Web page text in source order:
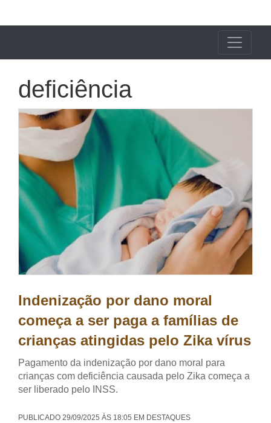
deficiência
Indenização por dano moral
começa a ser paga a famílias de
crianças atingidas pelo Zika vírus
Pagamento da indenização por dano moral para
crianças com deficiência causada pelo Zika começa a
ser liberado pelo INSS.
PUBLICADO 29/09/2025 ÀS 18:05 EM DESTAQUES